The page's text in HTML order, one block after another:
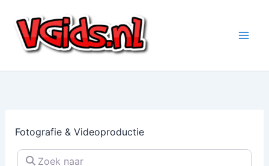
naar
inhoud
Fotografie & Videoproductie
Zoek naar